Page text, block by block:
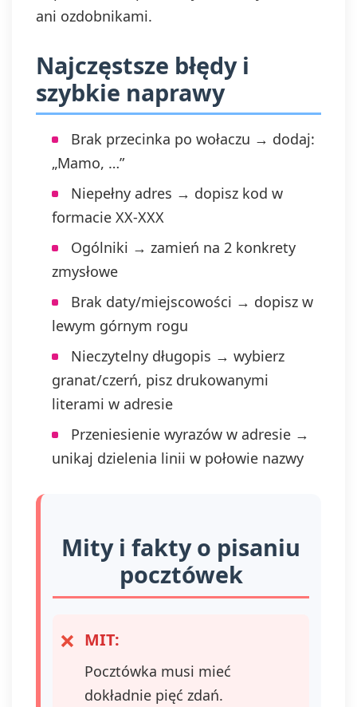
ani ozdobnikami.
Najczęstsze błędy i
szybkie naprawy
Brak przecinka po wołaczu → dodaj:
„Mamo, …”
Niepełny adres → dopisz kod w
formacie XX-XXX
Ogólniki → zamień na 2 konkrety
zmysłowe
Brak daty/miejscowości → dopisz w
lewym górnym rogu
Nieczytelny długopis → wybierz
granat/czerń, pisz drukowanymi
literami w adresie
Przeniesienie wyrazów w adresie →
unikaj dzielenia linii w połowie nazwy
Mity i fakty o pisaniu
pocztówek
MIT:
Pocztówka musi mieć
dokładnie pięć zdań.